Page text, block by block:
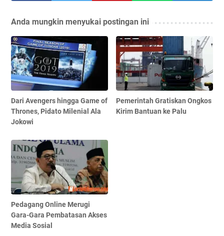
Anda mungkin menyukai postingan ini
Dari Avengers hingga Game of
Thrones, Pidato Milenial Ala
Jokowi
Pemerintah Gratiskan Ongkos
Kirim Bantuan ke Palu
Pedagang Online Merugi
Gara-Gara Pembatasan Akses
Media Sosial